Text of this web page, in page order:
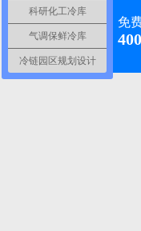
免
科研化工冷库
气调保鲜冷库
冷链园区规划设计